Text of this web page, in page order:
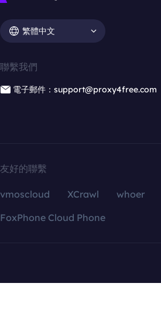
繁體中文
聯繫我們
電子郵件：support@proxy4free.com
友好的聯繫
vmoscloud XCrawl whoer
FoxPhone Cloud Phone